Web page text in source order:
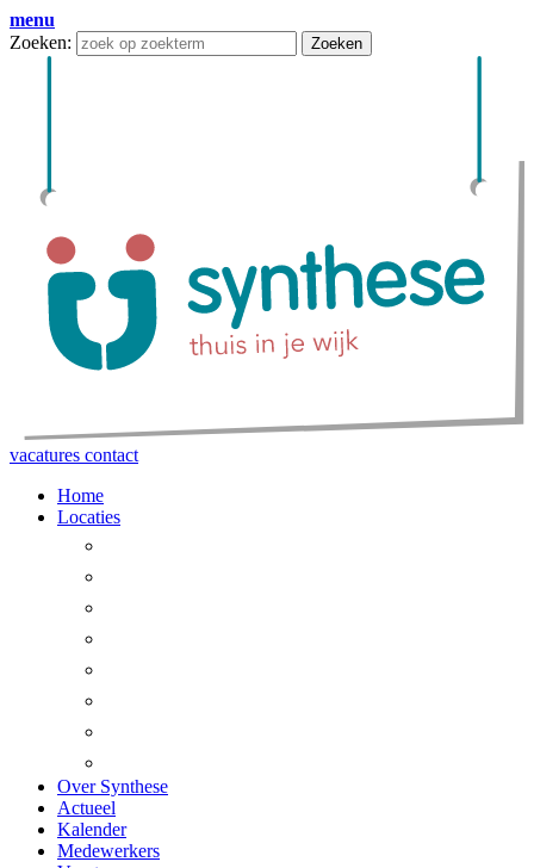
menu
Zoeken:
Zoeken
vacatures contact
Home
Locaties
Over Synthese
Actueel
Kalender
Medewerkers